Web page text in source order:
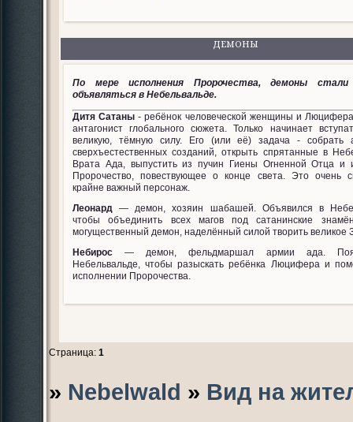
ДЕМОНЫ
По мере исполнения Пророчества, демоны стали
объявляться в Небельвальде.
Дитя Сатаны - ребёнок человеческой женщины и
антагонист глобального сюжета. Только начинает
великую, тёмную силу. Его (или её) задача - собрать
сверхъестественных созданий, открыть спрятанные в
Врата Ада, выпустить из пучин Гиены Огненной Отца и
Пророчество, повествующее о конце света. Это очень
крайне важный персонаж.
Леонард — демон, хозяин шабашей. Объявился в
чтобы объединить всех магов под сатанинские
могущественный демон, наделённый силой творить великое
Небирос — демон, фельдмаршал армии ада.
Небельвальде, чтобы разыскать ребёнка Люцифера и
исполнении Пророчества.
Страница:1
» Nebelwald » Вид на